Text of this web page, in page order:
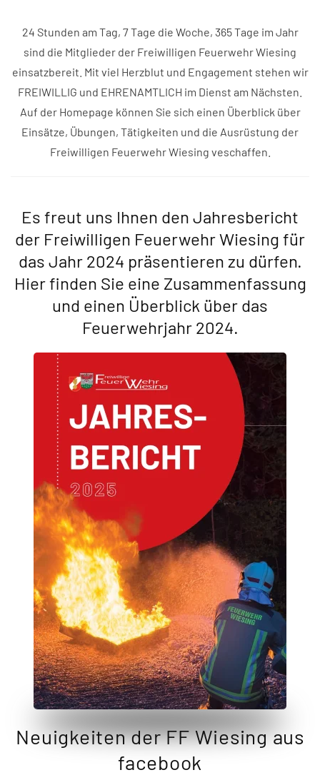
24 Stunden am Tag, 7 Tage die Woche, 365 Tage im Jahr
sind die Mitglieder der Freiwilligen Feuerwehr Wiesing
einsatzbereit. Mit viel Herzblut und Engagement stehen wir
FREIWILLIG und EHRENAMTLICH im Dienst am Nächsten.
Auf der Homepage können Sie sich einen Überblick über
Einsätze, Übungen, Tätigkeiten und die Ausrüstung der
Freiwilligen Feuerwehr Wiesing veschaffen.
Es freut uns Ihnen den Jahresbericht
der Freiwilligen Feuerwehr Wiesing für
das Jahr 2024 präsentieren zu dürfen.
Hier finden Sie eine Zusammenfassung
und einen Überblick über das
Feuerwehrjahr 2024.
Neuigkeiten der FF Wiesing aus
facebook